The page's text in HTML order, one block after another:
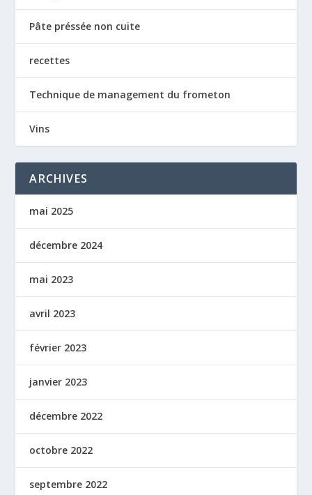
Pâte préssée non cuite
recettes
Technique de management du frometon
Vins
ARCHIVES
mai 2025
décembre 2024
mai 2023
avril 2023
février 2023
janvier 2023
décembre 2022
octobre 2022
septembre 2022